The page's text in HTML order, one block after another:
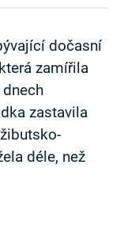
dočasní
zamířila
zastavila
déle, než